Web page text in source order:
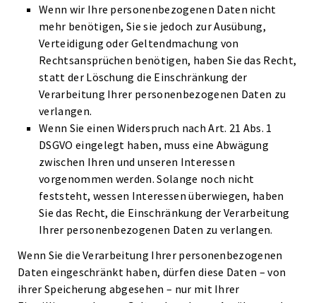
Wenn wir Ihre personenbezogenen Daten nicht
mehr benötigen, Sie sie jedoch zur Ausübung,
Verteidigung oder Geltendmachung von
Rechtsansprüchen benötigen, haben Sie das Recht,
statt der Löschung die Einschränkung der
Verarbeitung Ihrer personenbezogenen Daten zu
verlangen.
Wenn Sie einen Widerspruch nach Art. 21 Abs. 1
DSGVO eingelegt haben, muss eine Abwägung
zwischen Ihren und unseren Interessen
vorgenommen werden. Solange noch nicht
feststeht, wessen Interessen überwiegen, haben
Sie das Recht, die Einschränkung der Verarbeitung
Ihrer personenbezogenen Daten zu verlangen.
Wenn Sie die Verarbeitung Ihrer personenbezogenen
Daten eingeschränkt haben, dürfen diese Daten – von
ihrer Speicherung abgesehen – nur mit Ihrer